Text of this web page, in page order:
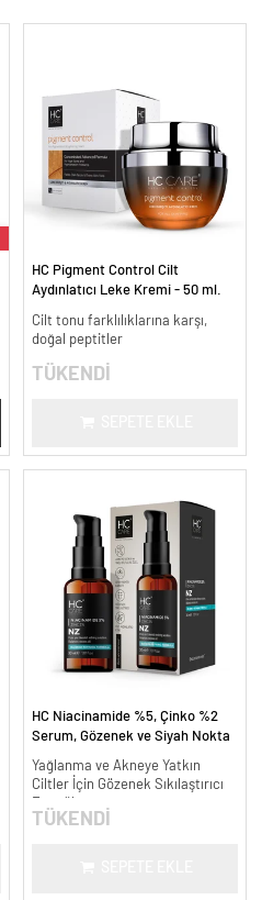
HC Pigment Control Cilt
Aydınlatıcı Leke Kremi - 50 ml.
Cilt tonu farklılıklarına karşı,
doğal peptitler
TÜKENDİ
HC Niacinamide %5, Çinko %2
Serum, Gözenek ve Siyah Nokta
30 ml.
Yağlanma ve Akneye Yatkın
Ciltler İçin Gözenek Sıkılaştırıcı
TÜKENDİ